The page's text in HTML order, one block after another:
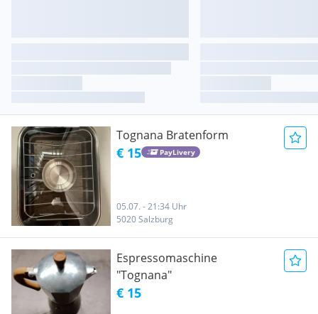
Tognana Bratenform
€ 15 PayLivery
05.07. - 21:34 Uhr
5020 Salzburg
Espressomaschine
"Tognana"
€ 15